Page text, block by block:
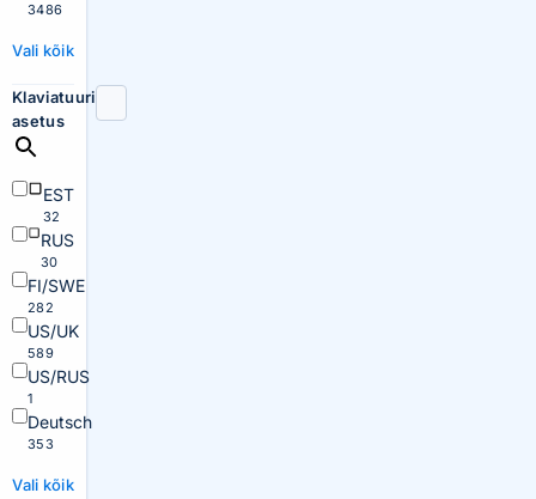
3486
Vali kõik
Klaviatuuri
asetus
EST
32
RUS
30
FI/SWE
282
US/UK
589
US/RUS
1
Deutsch
353
Vali kõik